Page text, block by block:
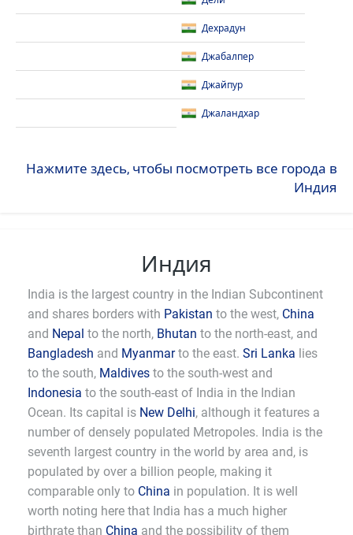
Дехрадун
Джабалпер
Джайпур
Джаландхар
Нажмите здесь, чтобы посмотреть все города в
Индия
Индия
India is the largest country in the Indian Subcontinent
and shares borders with Pakistan to the west, China
and Nepal to the north, Bhutan to the north-east, and
Bangladesh and Myanmarto the east. Sri Lanka lies
to the south, Maldives to the south-west and
Indonesia to the south-east of India in the Indian
Ocean. Its capital is New Delhi, although it features a
number of densely populated Metropoles. India is the
seventh largest country in the world by area and, is
populated by over a billion people, making it
comparable only to China in population. It is well
worth noting here that India has a much higher
birthrate than China and the possibility of them